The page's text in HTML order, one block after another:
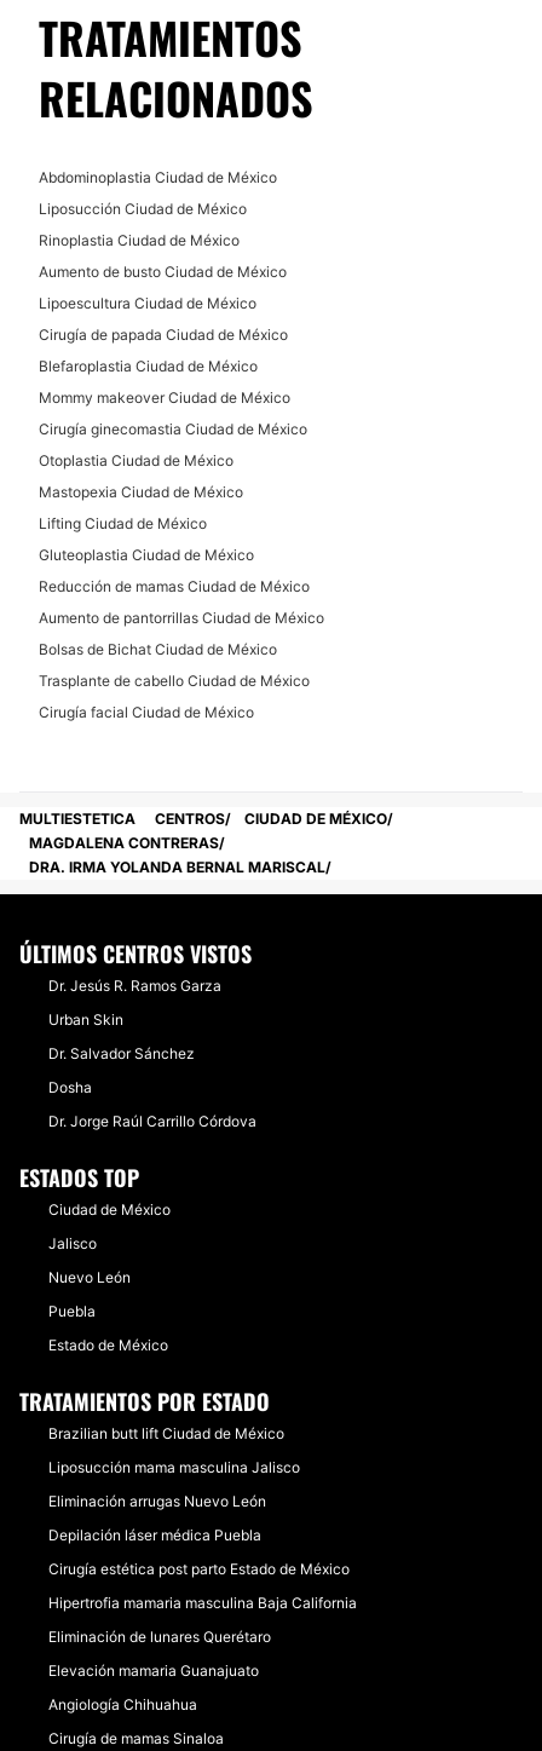
TRATAMIENTOS
RELACIONADOS
Abdominoplastia Ciudad de México
Liposucción Ciudad de México
Rinoplastia Ciudad de México
Aumento de busto Ciudad de México
Lipoescultura Ciudad de México
Cirugía de papada Ciudad de México
Blefaroplastia Ciudad de México
Mommy makeover Ciudad de México
Cirugía ginecomastia Ciudad de México
Otoplastia Ciudad de México
Mastopexia Ciudad de México
Lifting Ciudad de México
Gluteoplastia Ciudad de México
Reducción de mamas Ciudad de México
Aumento de pantorrillas Ciudad de México
Bolsas de Bichat Ciudad de México
Trasplante de cabello Ciudad de México
Cirugía facial Ciudad de México
MULTIESTETICA CENTROS
CIUDAD DE MÉXICO
MAGDALENA CONTRERAS
DRA. IRMA YOLANDA BERNAL MARISCAL
ÚLTIMOS CENTROS VISTOS
Dr. Jesús R. Ramos Garza
Urban Skin
Dr. Salvador Sánchez
Dosha
Dr. Jorge Raúl Carrillo Córdova
ESTADOS TOP
Ciudad de México
Jalisco
Nuevo León
Puebla
Estado de México
TRATAMIENTOS POR ESTADO
Brazilian butt lift Ciudad de México
Liposucción mama masculina Jalisco
Eliminación arrugas Nuevo León
Depilación láser médica Puebla
Cirugía estética post parto Estado de México
Hipertrofia mamaria masculina Baja California
Eliminación de lunares Querétaro
Elevación mamaria Guanajuato
Angiología Chihuahua
Cirugía de mamas Sinaloa